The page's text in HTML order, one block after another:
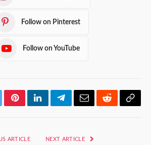
Follow on Pinterest
Follow on YouTube
PinterestLinkedInTelegramEmailRedditCopy
ARTICLE NEXT ARTICLE